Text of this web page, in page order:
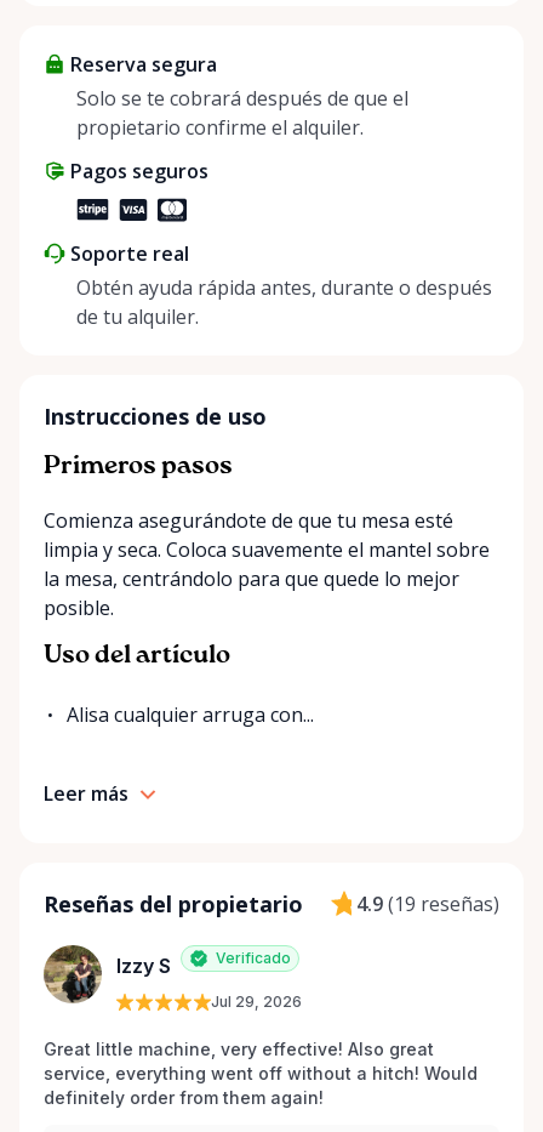
positive impact on the environment. By choosing to
share instead of buy, we’re all doing our part to
make things easier on Mother Nature.
Reserva segura
Solo se te cobrará después de que el
propietario confirme el alquiler.
Pagos seguros
Soporte real
Obtén ayuda rápida antes, durante o después
de tu alquiler.
Instrucciones de uso
Primeros pasos
Comienza asegurándote de que tu mesa esté
limpia y seca. Coloca suavemente el mantel sobre
la mesa, centrándolo para que quede lo mejor
posible.
Uso del artículo
Alisa cualquier arruga con...
Leer más
Reseñas del propietario 4.9(19 reseñas)
Izzy S Verificado
Jul 29, 2026
Great little machine, very effective! Also great
service, everything went off without a hitch! Would
definitely order from them again!